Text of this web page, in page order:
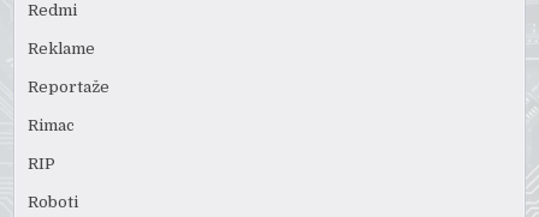
Redmi
Reklame
Reportaže
Rimac
RIP
Roboti